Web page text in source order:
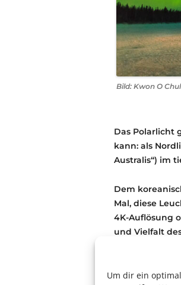
Um dir ein
Bild: Kwon O Chul
Das Polarlicht
kann: als
Australis“) im
Dem
Mal, diese
4K-Auflösung
und Vielfalt
„Rundum-